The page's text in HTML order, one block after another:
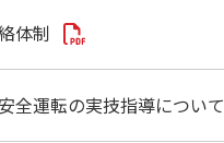
体制
全運転の実技指導について